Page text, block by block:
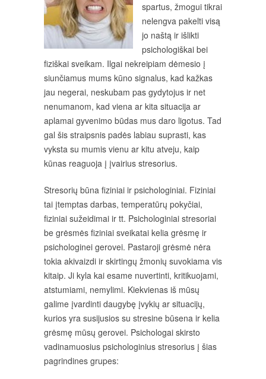
spartus, žmogui tikrai
nelengva pakelti visą
jo naštą ir išlikti
psichologiškai bei
fiziškai sveikam. Ilgai nekreipiam dėmesio į
siunčiamus mums kūno signalus, kad kažkas
jau negerai, neskubam pas gydytojus ir net
nenumanom, kad viena ar kita situacija ar
aplamai gyvenimo būdas mus daro ligotus. Tad
gal šis straipsnis padės labiau suprasti, kas
vyksta su mumis vienu ar kitu atveju, kaip
kūnas reaguoja į įvairius stresorius.
Stresorių būna fiziniai ir psichologiniai. Fiziniai
tai įtemptas darbas, temperatūrų pokyčiai,
fiziniai sužeidimai ir tt. Psichologiniai stresoriai
be grėsmės fiziniai sveikatai kelia grėsmę ir
psichologinei gerovei. Pastaroji grėsmė nėra
tokia akivaizdi ir skirtingų žmonių suvokiama vis
kitaip. Ji kyla kai esame nuvertinti, kritikuojami,
atstumiami, nemylimi. Kiekvienas iš mūsų
galime įvardinti daugybę įvykių ar situacijų,
kurios yra susijusios su stresine būsena ir kelia
grėsmę mūsų gerovei. Psichologai skirsto
vadinamuosius psichologinius stresorius į šias
pagrindines grupes: